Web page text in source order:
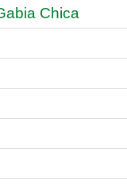
Chica